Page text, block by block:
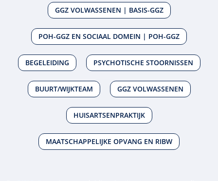
GGZ VOLWASSENEN | BASIS-GGZ
POH-GGZ EN SOCIAAL DOMEIN | POH-GGZ
BEGELEIDING PSYCHOTISCHE STOORNISSEN
BUURT/WIJKTEAM GGZ VOLWASSENEN
HUISARTSENPRAKTIJK
MAATSCHAPPELIJKE OPVANG EN RIBW